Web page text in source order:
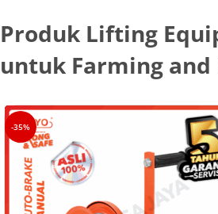
Produk Lifting
untuk Farming
-35%